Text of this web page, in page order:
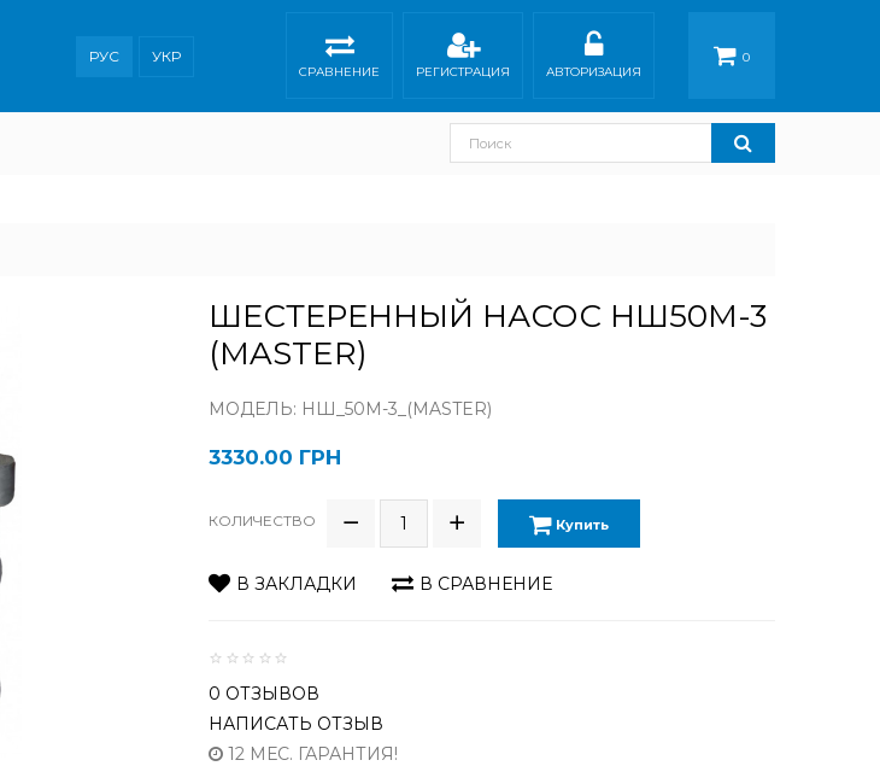
РУС УКР
0
СРАВНЕНИЕ
РЕГИСТРАЦИЯ АВТОРИЗАЦИЯ
ШЕСТЕРЕННЫЙ НАСОС НШ50М-3
(MASTER)
МОДЕЛЬ: НШ_50М-3_(MASTER)
3330.00 ГРН
КОЛИЧЕСТВО Купить
В ЗАКЛАДКИ В СРАВНЕНИЕ
0 ОТЗЫВОВ
НАПИСАТЬ ОТЗЫВ
12 МЕС. ГАРАНТИЯ!